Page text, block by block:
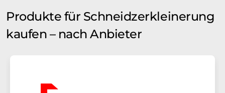
Produkte für Schneidzerkleinerung
kaufen – nach Anbieter